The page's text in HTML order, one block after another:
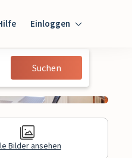
Einloggen
Einloggen
Gast
Suchen
Bilder ansehen